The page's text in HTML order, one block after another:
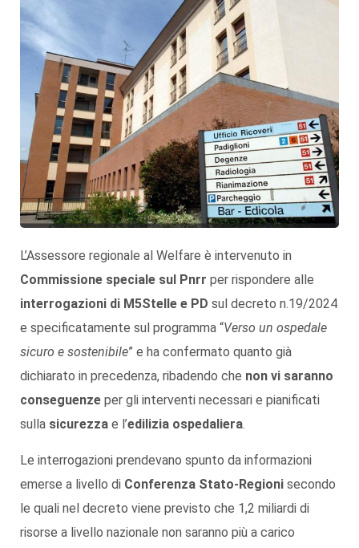
L’Assessore regionale al Welfare è intervenuto in
Commissione speciale sul Pnrr per rispondere alle
interrogazioni di M5Stelle e PD sul decreto n.19/2024
e specificatamente sul programma “Verso un ospedale
sicuro e sostenibile” e ha confermato quanto già
dichiarato in precedenza, ribadendo che non vi saranno
conseguenze per gli interventi necessari e pianificati
sulla sicurezza e l’edilizia ospedaliera.
Le interrogazioni prendevano spunto da informazioni
emerse a livello di Conferenza Stato-Regioni secondo
le quali nel decreto viene previsto che 1,2 miliardi di
risorse a livello nazionale non saranno più a carico